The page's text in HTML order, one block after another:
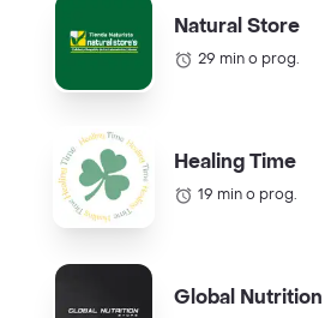
Natural Store
29 min o prog.
Healing Time
19 min o prog.
Global Nutrition